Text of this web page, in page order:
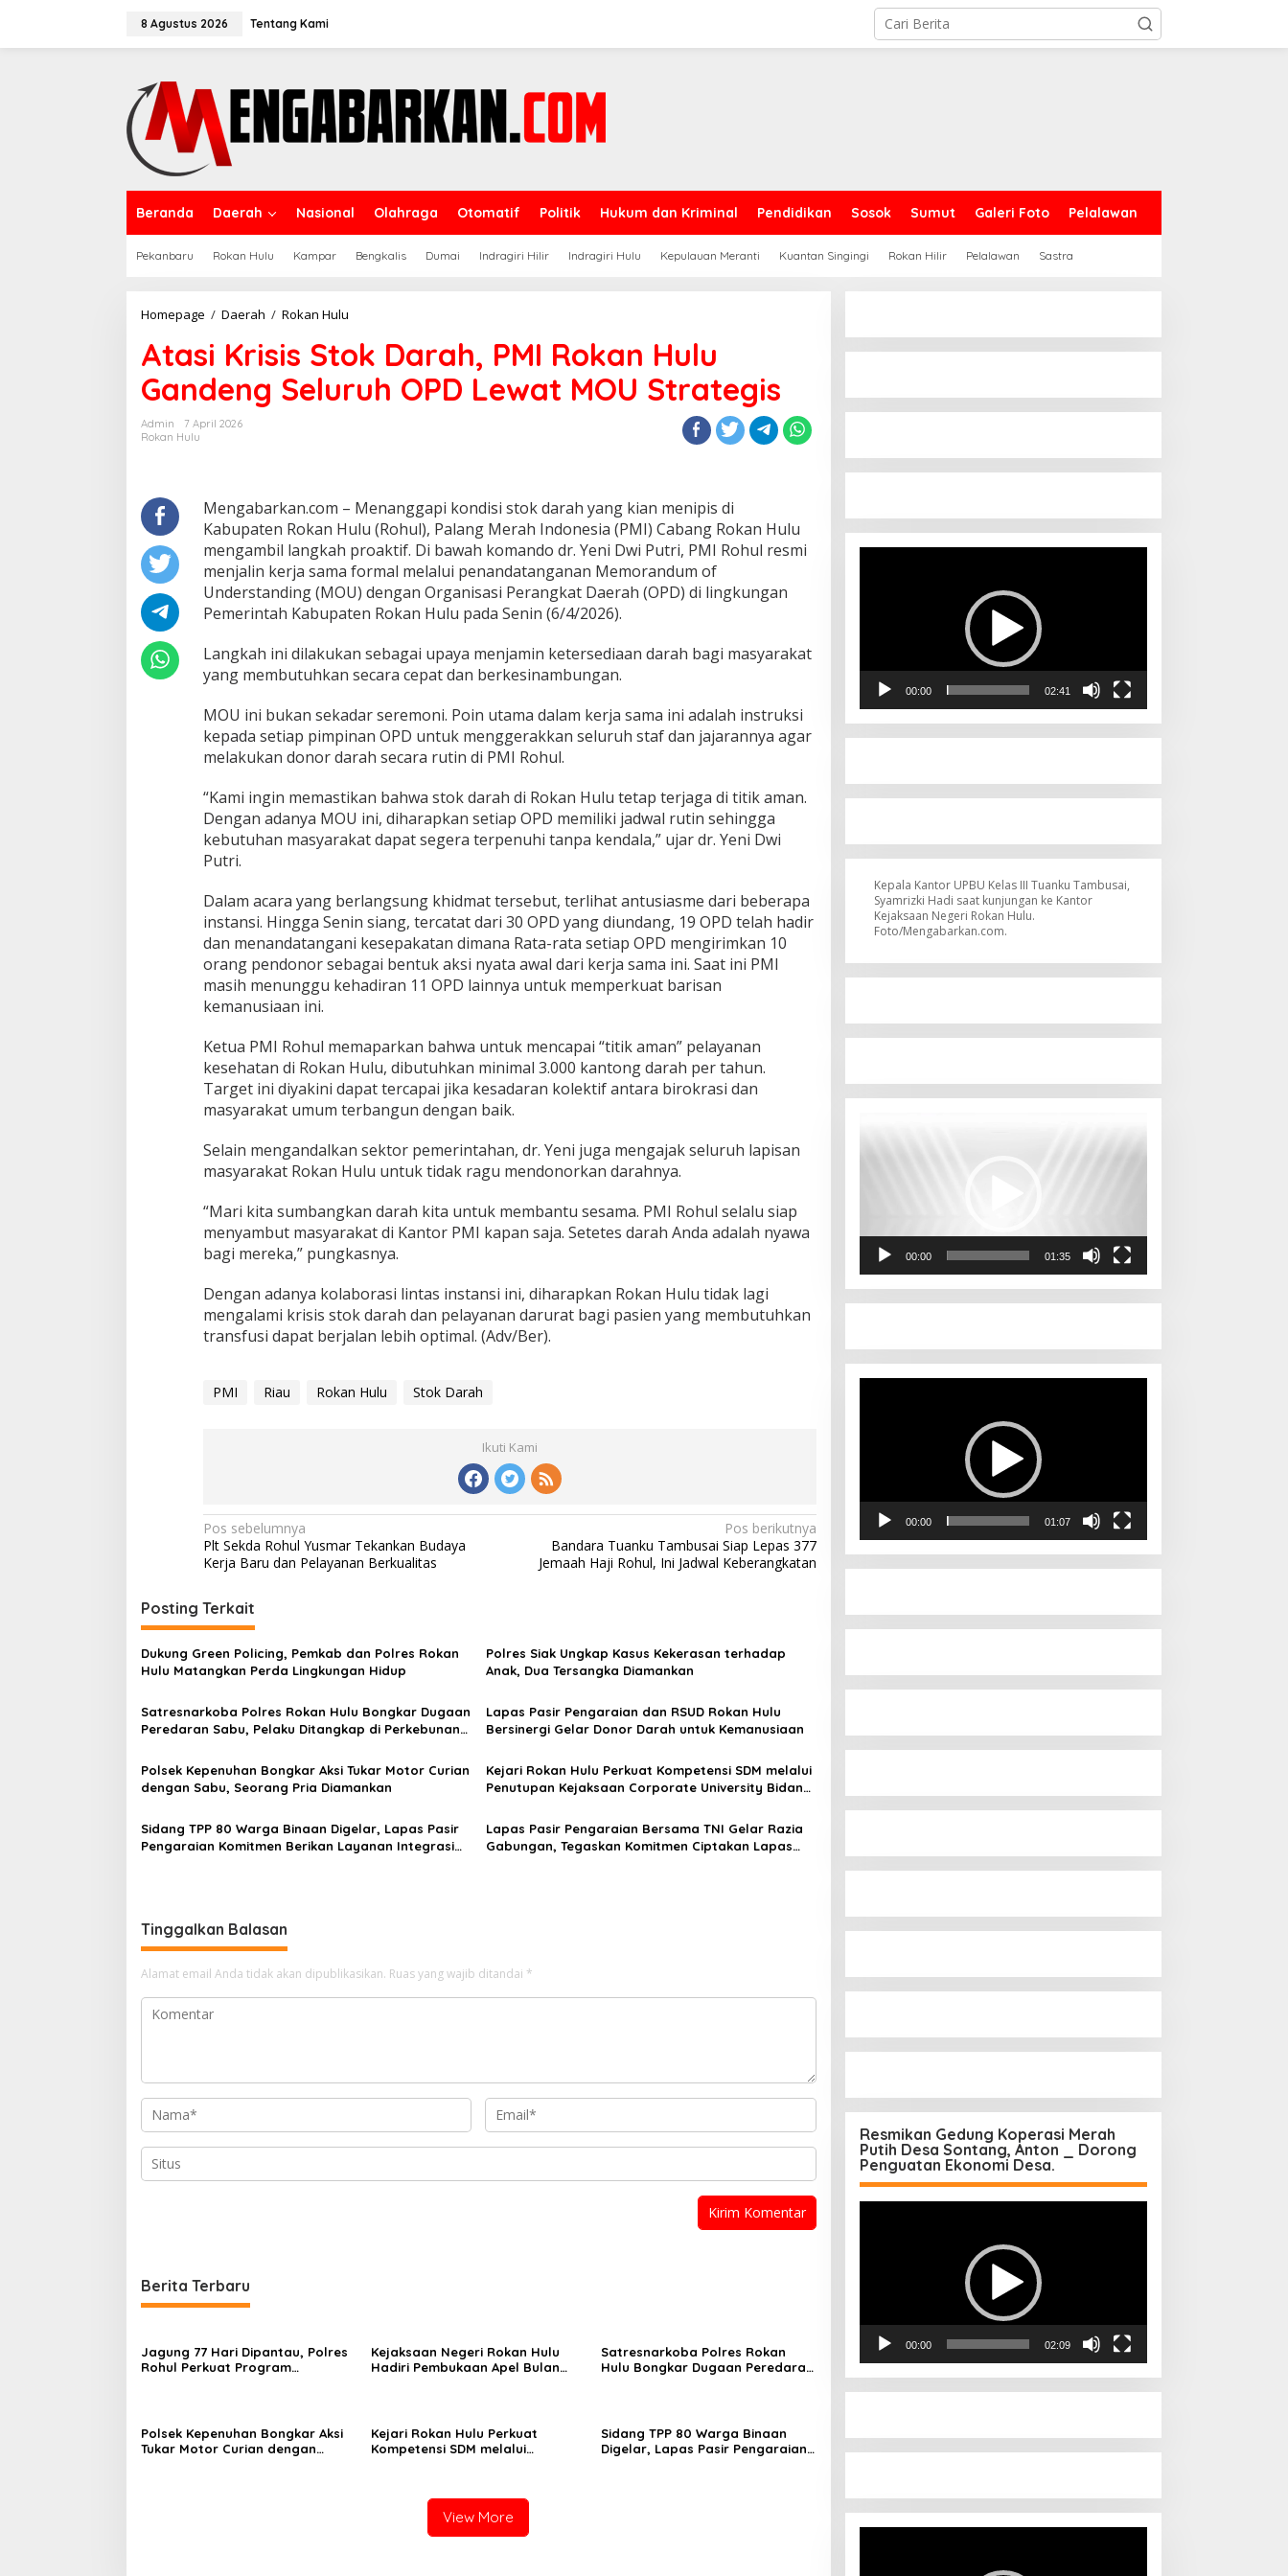
8 Agustus 2026 Tentang Kami
Beranda Daerah Nasional Olahraga Otomatif Politik Hukum dan Kriminal Pendidikan Sosok Sumut Galeri Foto Pelalawan
Pekanbaru Rokan Hulu Kampar Bengkalis Dumai Indragiri Hilir Indragiri Hulu Kepulauan Meranti Kuantan Singingi Rokan Hilir Pelalawan Sastra
Homepage / Daerah / Rokan Hulu
Stok
Darah,
PMI
Rokan
MOU
Strategis
Atasi Krisis Stok Darah, PMI Rokan Hulu
Gandeng Seluruh OPD Lewat MOU Strategis
Admin
7 April 2026
Rokan Hulu
Mengabarkan.com – Menanggapi kondisi stok darah yang kian menipis di
Kabupaten Rokan Hulu (Rohul), Palang Merah Indonesia (PMI) Cabang Rokan Hulu
mengambil langkah proaktif. Di bawah komando dr. Yeni Dwi Putri, PMI Rohul resmi
menjalin kerja sama formal melalui penandatanganan Memorandum of
Understanding (MOU) dengan Organisasi Perangkat Daerah (OPD) di lingkungan
Pemerintah Kabupaten Rokan Hulu pada Senin (6/4/2026).
Langkah ini dilakukan sebagai upaya menjamin ketersediaan darah bagi masyarakat
yang membutuhkan secara cepat dan berkesinambungan.
MOU ini bukan sekadar seremoni. Poin utama dalam kerja sama ini adalah instruksi
kepada setiap pimpinan OPD untuk menggerakkan seluruh staf dan jajarannya agar
melakukan donor darah secara rutin di PMI Rohul.
“Kami ingin memastikan bahwa stok darah di Rokan Hulu tetap terjaga di titik aman.
Dengan adanya MOU ini, diharapkan setiap OPD memiliki jadwal rutin sehingga
kebutuhan masyarakat dapat segera terpenuhi tanpa kendala,” ujar dr. Yeni Dwi
Putri.
Dalam acara yang berlangsung khidmat tersebut, terlihat antusiasme dari beberapa
instansi. Hingga Senin siang, tercatat dari 30 OPD yang diundang, 19 OPD telah hadir
dan menandatangani kesepakatan dimana Rata-rata setiap OPD mengirimkan 10
orang pendonor sebagai bentuk aksi nyata awal dari kerja sama ini. Saat ini PMI
masih menunggu kehadiran 11 OPD lainnya untuk memperkuat barisan
kemanusiaan ini.
Ketua PMI Rohul memaparkan bahwa untuk mencapai “titik aman” pelayanan
kesehatan di Rokan Hulu, dibutuhkan minimal 3.000 kantong darah per tahun.
Target ini diyakini dapat tercapai jika kesadaran kolektif antara birokrasi dan
masyarakat umum terbangun dengan baik.
Selain mengandalkan sektor pemerintahan, dr. Yeni juga mengajak seluruh lapisan
masyarakat Rokan Hulu untuk tidak ragu mendonorkan darahnya.
“Mari kita sumbangkan darah kita untuk membantu sesama. PMI Rohul selalu siap
menyambut masyarakat di Kantor PMI kapan saja. Setetes darah Anda adalah nyawa
bagi mereka,” pungkasnya.
Dengan adanya kolaborasi lintas instansi ini, diharapkan Rokan Hulu tidak lagi
mengalami krisis stok darah dan pelayanan darurat bagi pasien yang membutuhkan
transfusi dapat berjalan lebih optimal. (Adv/Ber).
PMI Riau Rokan Hulu Stok Darah
Ikuti Kami
Navigasi
pos
Pos sebelumnya
Plt Sekda Rohul Yusmar Tekankan Budaya
Kerja Baru dan Pelayanan Berkualitas
Pos berikutnya
Bandara Tuanku Tambusai Siap Lepas 377
Jemaah Haji Rohul, Ini Jadwal Keberangkatan
Posting Terkait
Dukung Green Policing, Pemkab dan Polres Rokan
Hulu Matangkan Perda Lingkungan Hidup
Polres Siak Ungkap Kasus Kekerasan terhadap
Anak, Dua Tersangka Diamankan
Satresnarkoba Polres Rokan Hulu Bongkar Dugaan
Peredaran Sabu, Pelaku Ditangkap di Perkebunan
Lapas Pasir Pengaraian dan RSUD Rokan Hulu
Bersinergi Gelar Donor Darah untuk Kemanusiaan
Polsek Kepenuhan Bongkar Aksi Tukar Motor Curian
dengan Sabu, Seorang Pria Diamankan
Kejari Rokan Hulu Perkuat Kompetensi SDM melalui
Penutupan Kejaksaan Corporate University Bidang
Sidang TPP 80 Warga Binaan Digelar, Lapas Pasir
Pengaraian Komitmen Berikan Layanan Integrasi
Lapas Pasir Pengaraian Bersama TNI Gelar Razia
Gabungan, Tegaskan Komitmen Ciptakan Lapas
Tinggalkan Balasan
Alamat email Anda tidak akan dipublikasikan. Ruas yang wajib ditandai *
Berita Terbaru
Jagung 77 Hari Dipantau, Polres
Rohul Perkuat Program
Kejaksaan Negeri Rokan Hulu
Hadiri Pembukaan Apel Bulan
Satresnarkoba Polres Rokan
Hulu Bongkar Dugaan Peredaran
Polsek Kepenuhan Bongkar Aksi
Tukar Motor Curian dengan
Kejari Rokan Hulu Perkuat
Kompetensi SDM melalui
Sidang TPP 80 Warga Binaan
Digelar, Lapas Pasir Pengaraian
View More
00:00 02:41
Kepala Kantor UPBU Kelas III Tuanku Tambusai,
Syamrizki Hadi saat kunjungan ke Kantor
Kejaksaan Negeri Rokan Hulu.
Foto/Mengabarkan.com.
00:00 01:35
00:00 01:07
Resmikan Gedung Koperasi Merah
Putih Desa Sontang, Anton _ Dorong
Penguatan Ekonomi Desa.
00:00 02:09